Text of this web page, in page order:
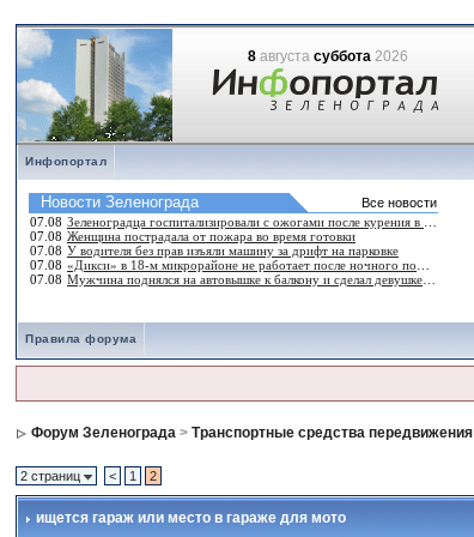
8 августасуббота 2026
Инфопортал
Правила форума
Форум Зеленограда >Транспортные средства передвижения
2 страниц < 1 2
ищется гараж или место в гараже для мото